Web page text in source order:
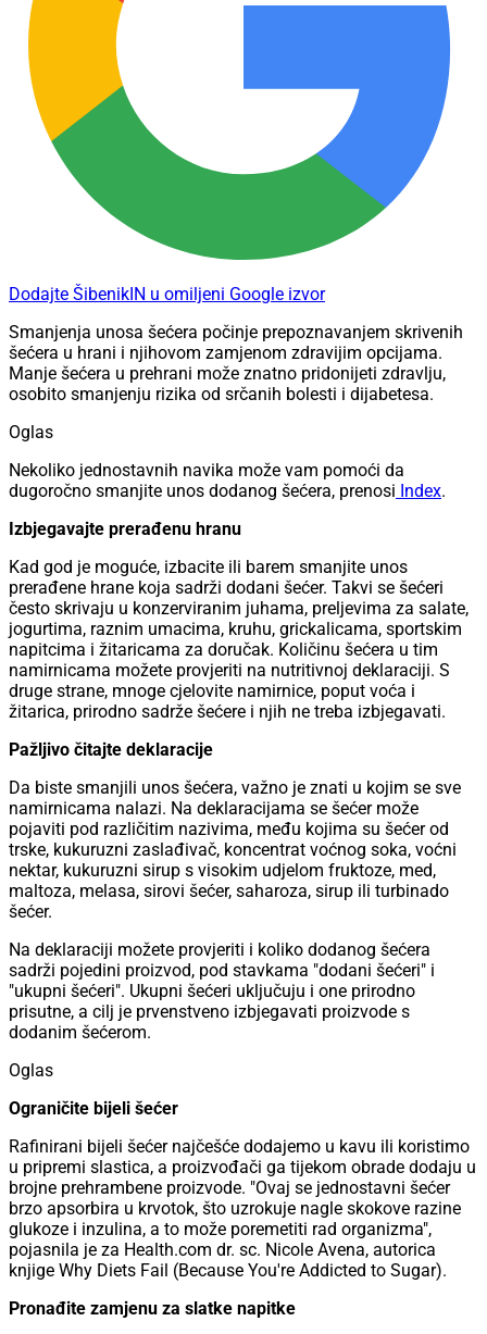
Dodajte ŠibenikIN u omiljeni Google izvor
Smanjenja unosa šećera počinje prepoznavanjem skrivenih
šećera u hrani i njihovom zamjenom zdravijim opcijama.
Manje šećera u prehrani može znatno pridonijeti zdravlju,
osobito smanjenju rizika od srčanih bolesti i dijabetesa.
Oglas
Nekoliko jednostavnih navika može vam pomoći da
dugoročno smanjite unos dodanog šećera, prenosi Index.
Izbjegavajte prerađenu hranu
Kad god je moguće, izbacite ili barem smanjite unos
prerađene hrane koja sadrži dodani šećer. Takvi se šećeri
često skrivaju u konzerviranim juhama, preljevima za salate,
jogurtima, raznim umacima, kruhu, grickalicama, sportskim
napitcima i žitaricama za doručak. Količinu šećera u tim
namirnicama možete provjeriti na nutritivnoj deklaraciji. S
druge strane, mnoge cjelovite namirnice, poput voća i
žitarica, prirodno sadrže šećere i njih ne treba izbjegavati.
Pažljivo čitajte deklaracije
Da biste smanjili unos šećera, važno je znati u kojim se sve
namirnicama nalazi. Na deklaracijama se šećer može
pojaviti pod različitim nazivima, među kojima su šećer od
trske, kukuruzni zaslađivač, koncentrat voćnog soka, voćni
nektar, kukuruzni sirup s visokim udjelom fruktoze, med,
maltoza, melasa, sirovi šećer, saharoza, sirup ili turbinado
šećer.
Na deklaraciji možete provjeriti i koliko dodanog šećera
sadrži pojedini proizvod, pod stavkama "dodani šećeri" i
"ukupni šećeri". Ukupni šećeri uključuju i one prirodno
prisutne, a cilj je prvenstveno izbjegavati proizvode s
dodanim šećerom.
Oglas
Ograničite bijeli šećer
Rafinirani bijeli šećer najčešće dodajemo u kavu ili koristimo
u pripremi slastica, a proizvođači ga tijekom obrade dodaju u
brojne prehrambene proizvode. "Ovaj se jednostavni šećer
brzo apsorbira u krvotok, što uzrokuje nagle skokove razine
glukoze i inzulina, a to može poremetiti rad organizma",
pojasnila je za Health.com dr. sc. Nicole Avena, autorica
knjige Why Diets Fail (Because You're Addicted to Sugar).
Pronađite zamjenu za slatke napitke